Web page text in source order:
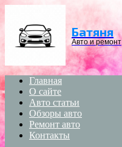
Батяня
Авто и ремонт
Главная
О сайте
Авто статьи
Обзоры авто
Ремонт авто
Контакты